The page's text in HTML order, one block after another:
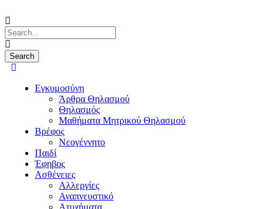
Εγκυμοσύνη
Άρθρα Θηλασμού
Θηλασμός
Μαθήματα Μητρικού Θηλασμού
Βρέφος
Νεογέννητο
Παιδί
Έφηβος
Ασθένειες
Αλλεργίες
Αναπνευστικό
Ατυχήματα